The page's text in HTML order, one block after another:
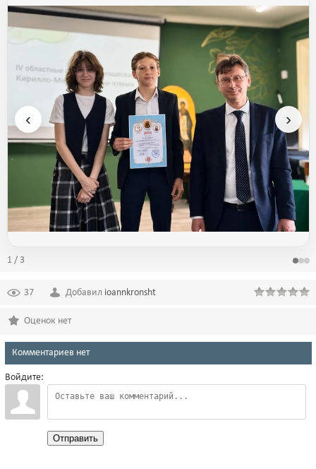
‹ ›
1 / 3
37 Добавил ioannkronsht
Оценок нет
Комментариев нет
Войдите:
Отправить